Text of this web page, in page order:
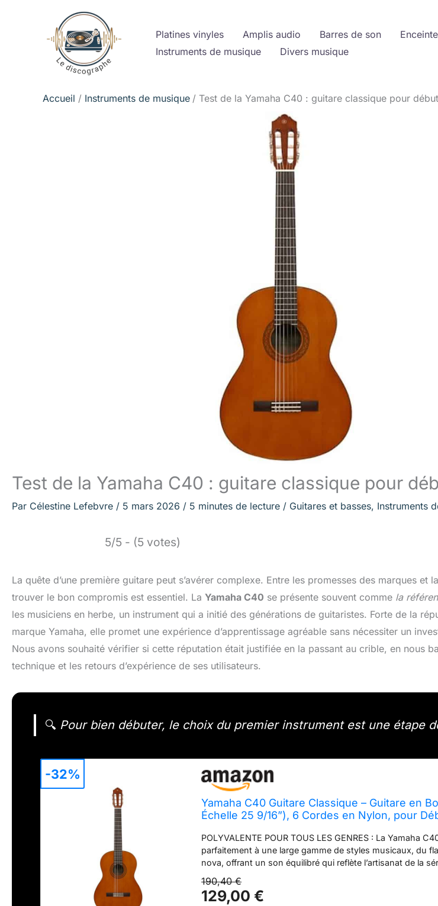
Platines vinyles Amplis audio Barres de son
Instruments de musique
Divers musique
Accueil Instruments de musique Test de la Yamaha C40 : guitare classique pour
Test de la Yamaha C40 : guitare classique pour
Par Célestine Lefebvre / 5 mars 2026 / 5 minutes de lecture / Guitares et basses, Instruments
5/5 - (5 votes)
La quête d’une première guitare peut s’avérer complexe. Entre les promesses des marques et
trouver le bon compromis est essentiel. La Yamaha C40 se présente souvent comme la
les musiciens en herbe, un instrument qui a initié des générations de guitaristes. Forte de la
marque Yamaha, elle promet une expérience d’apprentissage agréable sans nécessiter un
Nous avons souhaité vérifier si cette réputation était justifiée en la passant au crible, en nous
technique et les retours d’expérience de ses utilisateurs.
🔍 Pour bien débuter, le choix du premier instrument est une étape
Yamaha C40 Guitare Classique – Guitare en
Échelle 25 9/16”), 6 Cordes en Nylon, pour
POLYVALENTE POUR TOUS LES GENRES : La Yamaha
parfaitement à une large gamme de styles musicaux, du
nova, offrant un son équilibré qui reflète l’artisanat de la
éclisses en meranti, et d’un manche en palissandre, la C40
raffiné et naturel, avec une construction légère, facile à
190,40 €
129,00 €
-32%